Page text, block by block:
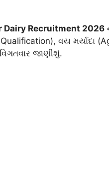
Dairy Recruitment 2026
વય
જાણીશું.